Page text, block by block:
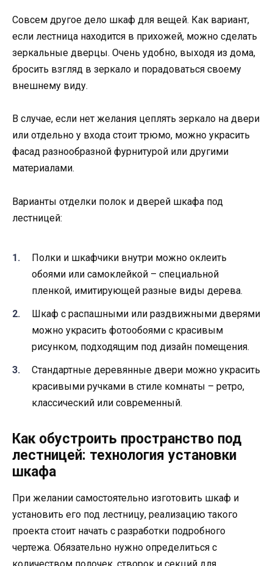
Совсем другое дело шкаф для вещей. Как вариант,
если лестница находится в прихожей, можно сделать
зеркальные дверцы. Очень удобно, выходя из дома,
бросить взгляд в зеркало и порадоваться своему
внешнему виду.
В случае, если нет желания цеплять зеркало на двери
или отдельно у входа стоит трюмо, можно украсить
фасад разнообразной фурнитурой или другими
материалами.
Варианты отделки полок и дверей шкафа под
лестницей:
Полки и шкафчики внутри можно оклеить
обоями или самоклейкой – специальной
пленкой, имитирующей разные виды дерева.
Шкаф с распашными или раздвижными дверями
можно украсить фотообоями с красивым
рисунком, подходящим под дизайн помещения.
Стандартные деревянные двери можно украсить
красивыми ручками в стиле комнаты – ретро,
классический или современный.
Как обустроить пространство под
лестницей: технология установки
шкафа
При желании самостоятельно изготовить шкаф и
установить его под лестницу, реализацию такого
проекта стоит начать с разработки подробного
чертежа. Обязательно нужно определиться с